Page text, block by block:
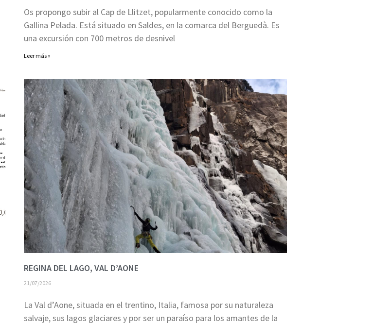
Os propongo subir al Cap de Llitzet, popularmente conocido como la
Gallina Pelada. Está situado en Saldes, en la comarca del Berguedà. Es
una excursión con 700 metros de desnivel
Leer más »
REGINA DEL LAGO, VAL D’AONE
21/07/2026
La Val d’Aone, situada en el trentino, Italia, famosa por su naturaleza
salvaje, sus lagos glaciares y por ser un paraíso para los amantes de la